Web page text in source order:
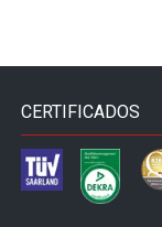
CERTIFICADOS